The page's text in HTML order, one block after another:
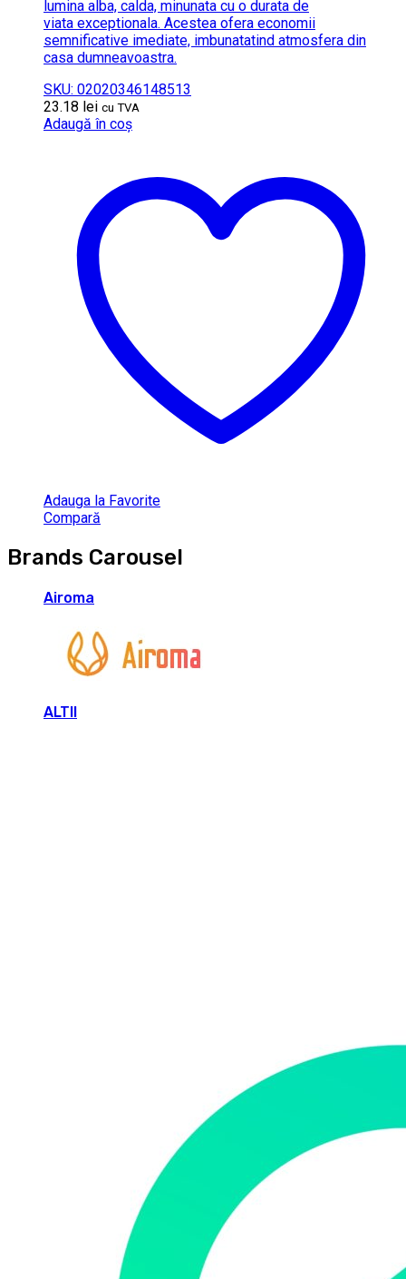
lumina alba, calda, minunata cu o durata de
viata exceptionala. Acestea ofera economii
semnificative imediate, imbunatatind atmosfera din
casa dumneavoastra.
SKU: 02020346148513
23.18 lei cu TVA
Adaugă în coș
Adauga la Favorite
Compară
Brands Carousel
Airoma
ALTII